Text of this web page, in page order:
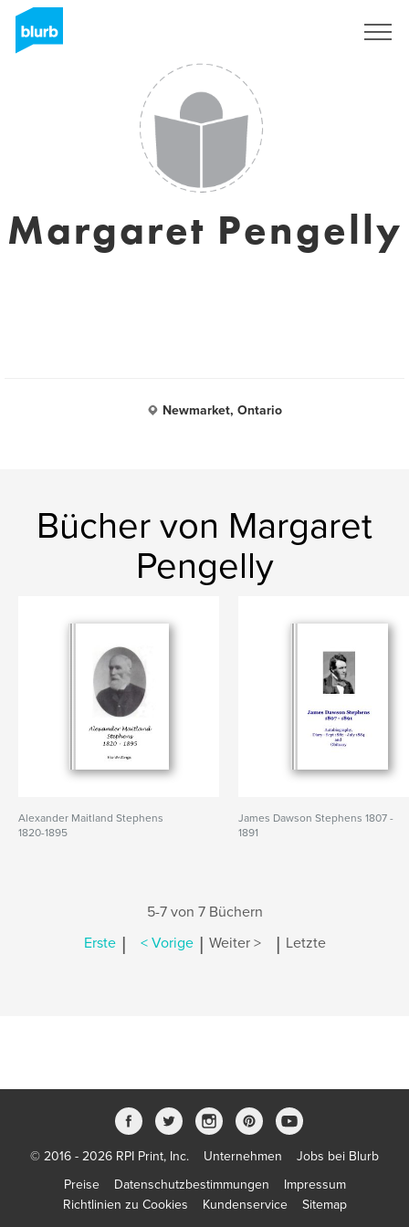
Margaret Pengelly
Newmarket, Ontario
Bücher von Margaret
Pengelly
Alexander Maitland Stephens
1820-1895
James Dawson Stephens 1807 -
1891
5-7 von 7 Büchern
Erste | < Vorige | Weiter > | Letzte
© 2016 - 2026 RPI Print, Inc. Unternehmen
Jobs bei Blurb
Preise
Datenschutzbestimmungen
Impressum
Richtlinien zu Cookies
Kundenservice Sitemap